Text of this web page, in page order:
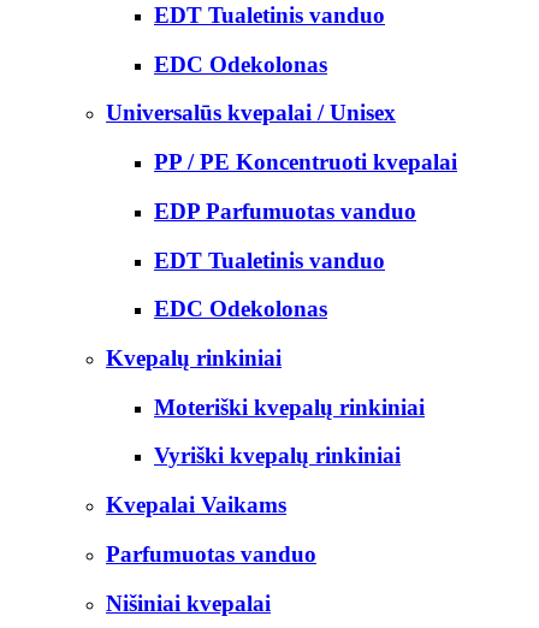
EDT Tualetinis vanduo
EDC Odekolonas
Universalūs kvepalai / Unisex
PP / PE Koncentruoti kvepalai
EDP Parfumuotas vanduo
EDT Tualetinis vanduo
EDC Odekolonas
Kvepalų rinkiniai
Moteriški kvepalų rinkiniai
Vyriški kvepalų rinkiniai
Kvepalai Vaikams
Parfumuotas vanduo
Nišiniai kvepalai